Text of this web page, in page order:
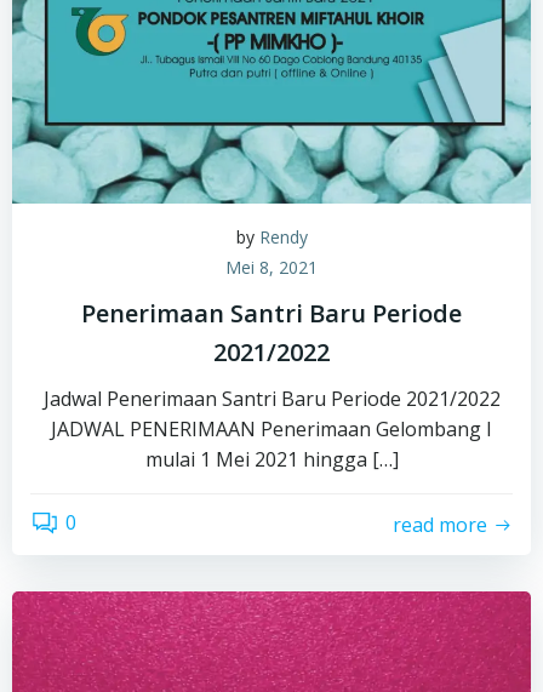
by Rendy
Mei 8, 2021
Penerimaan Santri Baru Periode
2021/2022
Jadwal Penerimaan Santri Baru Periode 2021/2022
JADWAL PENERIMAAN Penerimaan Gelombang I
mulai 1 Mei 2021 hingga […]
0 read more